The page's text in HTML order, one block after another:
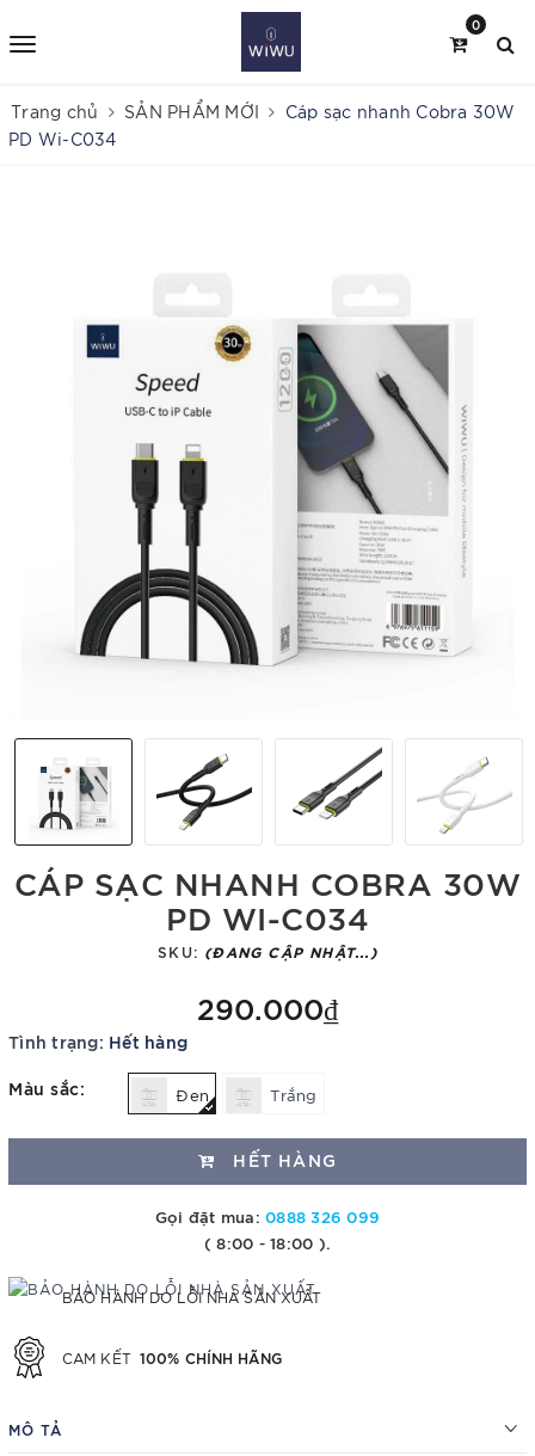
0
Trang chủ SẢN PHẨM MỚI
Cáp sạc nhanh Cobra 30W
PD Wi-C034
CÁP SẠC NHANH COBRA 30W
PD WI-C034
SKU: (ĐANG CẬP NHẬT...)
290.000₫
Tình trạng: Hết hàng
Màu sắc: Đen Trắng
HẾT HÀNG
Gọi đặt mua:0888 326 099
( 8:00 - 18:00 ).
BẢO HÀNH DO LỖI NHÀ SẢN XUẤT
CAM KẾT 100% CHÍNH HÃNG
MÔ TẢ